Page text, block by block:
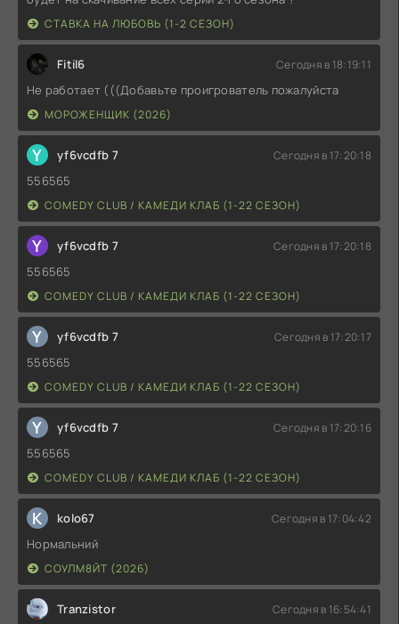
СТАВКА НА ЛЮБОВЬ (1-2 СЕЗОН)
Fitil6 Сегодня в 18:19:11
Не работает (((Добавьте проигрователь пожалуйста
МОРОЖЕНЩИК (2026)
Y yf6vcdfb 7 Сегодня в 17:20:18
556565
COMEDY CLUB / КАМЕДИ КЛАБ (1-22 СЕЗОН)
Y yf6vcdfb 7 Сегодня в 17:20:18
556565
COMEDY CLUB / КАМЕДИ КЛАБ (1-22 СЕЗОН)
Y yf6vcdfb 7 Сегодня в 17:20:17
556565
COMEDY CLUB / КАМЕДИ КЛАБ (1-22 СЕЗОН)
Y yf6vcdfb 7 Сегодня в 17:20:16
556565
COMEDY CLUB / КАМЕДИ КЛАБ (1-22 СЕЗОН)
K kolo67 Сегодня в 17:04:42
Нормальний
СОУЛМ8ЙТ (2026)
Tranzistor Сегодня в 16:54:41